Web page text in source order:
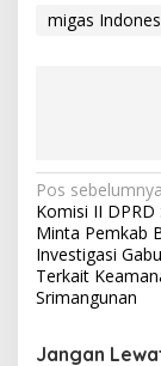
migas
Navigasi
pos
Pos sebelumnya
Komisi II DPRD
Minta Pemkab
Investigasi
Terkait
Srimangunan
Jangan